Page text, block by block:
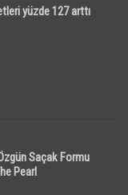
yüzde 127 arttı
Saçak Formu
Pearl